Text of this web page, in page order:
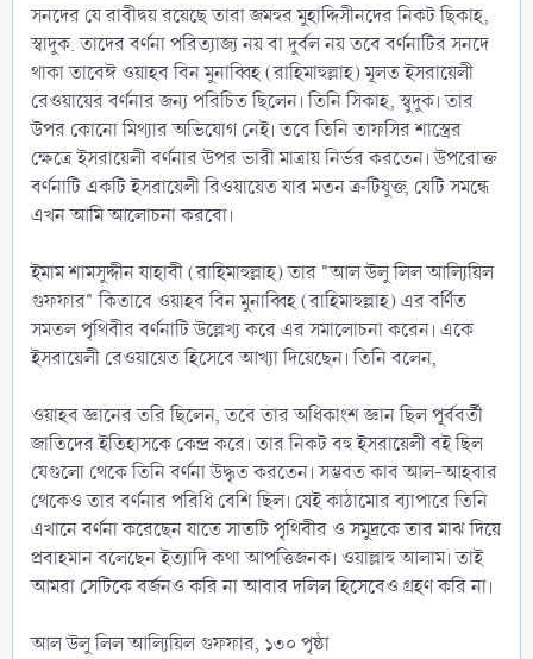
সনদের যে রাবীদ্বয় রয়েছে তারা জমহুর মুহাদ্দিসীনদের নিকট ছিকাহ,
স্বাদুক. তাদের বর্ণনা পরিত্যাজ্য নয় বা দুর্বল নয় তবে বর্ণনাটির সনদে
থাকা তাবেঈ ওয়াহব বিন মুনাব্বিহ (রাহিমাহুল্লাহ) মূলত ইসরায়েলী
রেওয়ায়ের বর্ণনার জন্য পরিচিত ছিলেন। তিনি সিকাহ, স্বুদুক। তার
উপর কোনো মিথ্যার অভিযোগ নেই। তবে তিনি তাফসির শাস্ত্রের
ক্ষেত্রে ইসরায়েলী বর্ণনার উপর ভারী মাত্রায় নির্ভর করতেন। উপরোক্ত
বর্ণনাটি একটি ইসরায়েলী রিওয়ায়েত যার মতন ত্রুটিযুক্ত, যেটি সমন্ধে
এখন আমি আলোচনা করবো।
ইমাম শামসুদ্দীন যাহাবী (রাহিমাহুল্লাহ) তার "আল উলু লিল আল্যিয়িল
গুফফার" কিতাবে ওয়াহব বিন মুনাব্বিহ (রাহিমাহুল্লাহ) এর বর্ণিত
সমতল পৃথিবীর বর্ণনাটি উল্লেখ্য করে এর সমালোচনা করেন। একে
ইসরায়েলী রেওয়ায়েত হিসেবে আখ্যা দিয়েছেন। তিনি বলেন,
ওয়াহব জ্ঞানের তরি ছিলেন, তবে তার অধিকাংশ জ্ঞান ছিল পূর্ববর্তী
জাতিদের ইতিহাসকে কেন্দ্র করে। তার নিকট বহু ইসরায়েলী বই ছিল
যেগুলো থেকে তিনি বর্ণনা উদ্ধৃত করতেন। সম্ভবত কাব আল-আহবার
থেকেও তার বর্ণনার পরিধি বেশি ছিল। যেই কাঠামোর ব্যাপারে তিনি
এখানে বর্ণনা করেছেন যাতে সাতটি পৃথিবীর ও সমুদ্রকে তার মাঝ দিয়ে
প্রবাহমান বলেছেন ইত্যাদি কথা আপত্তিজনক। ওয়াল্লাহু আলাম। তাই
আমরা সেটিকে বর্জনও করি না আবার দলিল হিসেবেও গ্রহণ করি না।
আল উলু লিল আল্যিয়িল গুফফার, ১৩০ পৃষ্ঠা